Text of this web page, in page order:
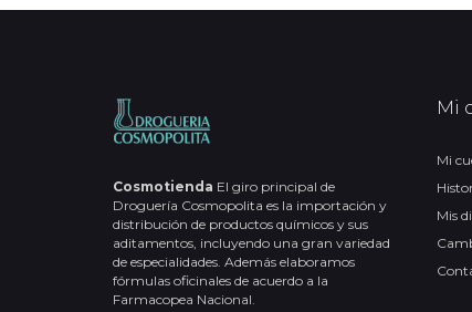
Cosmotienda El giro principal de
Droguería Cosmopolita es la importación y
distribución de productos químicos y sus
aditamentos, incluyendo una gran variedad
de especialidades. Además elaboramos
fórmulas oficinales de acuerdo a la
Farmacopea Nacional.
Mi
Mi
Mis